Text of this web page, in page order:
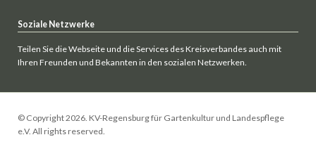
Soziale Netzwerke
Teilen Sie die Webseite und die Services des Kreisverbandes auch mit
Ihren Freunden und Bekannten in den sozialen Netzwerken.
© Copyright 2026. KV-Regensburg für Gartenkultur und Landespflege
e.V. All rights reserved.